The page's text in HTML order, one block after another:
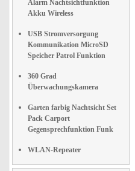
Alarm Nachtsichtfunktion
Akku Wireless
USB Stromversorgung
Kommunikation MicroSD
Speicher Patrol Funktion
360 Grad
Überwachungskamera
Garten farbig Nachtsicht Set
Pack Carport
Gegensprechfunktion Funk
WLAN-Repeater